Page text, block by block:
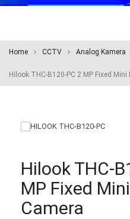
Home CCTV Analog Kamera
Hilook THC-B120-PC 2 MP Fixed
Hilook THC-
MP Fixed
Camera